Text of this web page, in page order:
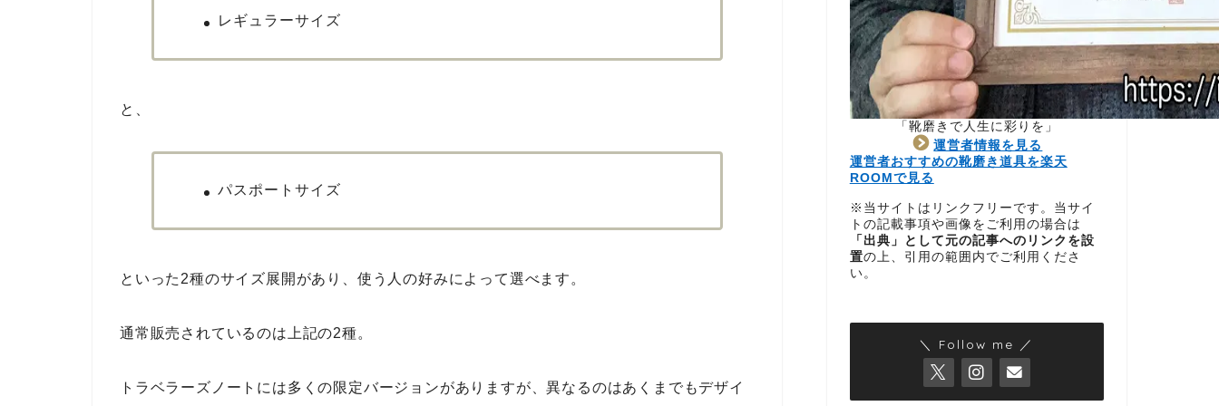
レギュラーサイズ
と、
パスポートサイズ
といった2種のサイズ展開があり、使う人の好みによって選べます。
通常販売されているのは上記の2種。
トラベラーズノートには多くの限定バージョンがありますが、異なるのはあくまでもデザイ
「靴磨きで人生に彩りを」
運営者情報を見る
運営者おすすめの靴磨き道具を楽天
ROOMで見る
※当サイトはリンクフリーです。当サイ
トの記載事項や画像をご利用の場合は
「出典」として元の記事へのリンクを設
置の上、引用の範囲内でご利用くださ
い。
＼ Follow me ／